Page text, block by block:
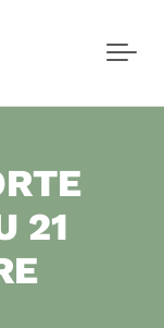
21